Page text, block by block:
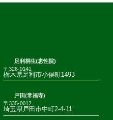
足利桐生(恵性院)
〒326-0141
栃木県足利市小俣町1493
戸田(常福寺)
〒335-0012
埼玉県戸田市中町2-4-11